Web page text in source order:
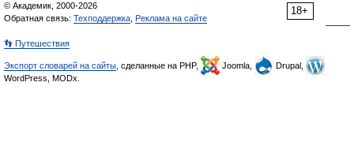
18+
© Академик, 2000-2026
Обратная связь: Техподдержка Реклама на сайте
👣 Путешествия
Экспорт словарей на сайты , сделанные на PHP, Joomla,
Drupal,
WordPress, MODx.